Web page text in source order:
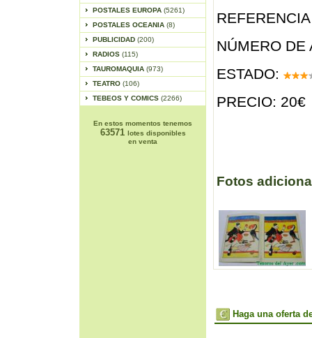
POSTALES EUROPA (5261)
POSTALES OCEANIA (8)
PUBLICIDAD (200)
RADIOS (115)
TAUROMAQUIA (973)
TEATRO (106)
TEBEOS Y COMICS (2266)
En estos momentos tenemos
63571 lotes disponibles
en venta
NÚMERO DE
ESTADO:
PRECIO: 20€
Fotos
Haga una oferta